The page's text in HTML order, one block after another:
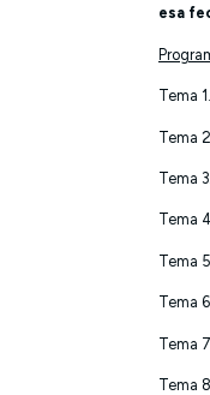
esa
Tema
Tema
Tema
Tema
Tema
Tema
Tema
Tema